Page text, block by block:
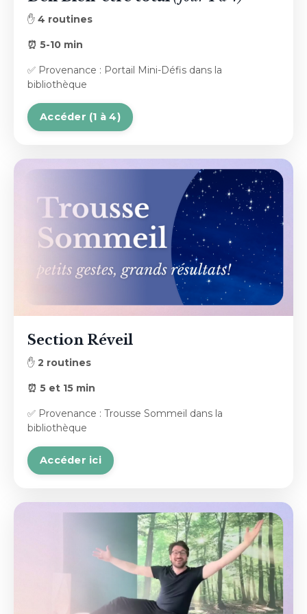
✋ 4 routines
⏰ 5-10 min
✅ Provenance : Portail Mini-Défis dans la
bibliothèque
Accéder (1 à 4)
Section Réveil
✋ 2 routines
⏰ 5 et 15 min
✅ Provenance : Trousse Sommeil dans la
bibliothèque
Accéder ici